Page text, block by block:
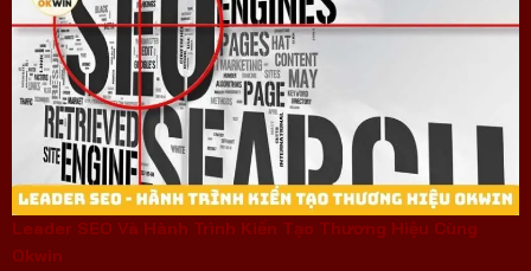
Leader SEO Và Hành Trình Kiến Tạo Thương Hiệu Cùng
Okwin